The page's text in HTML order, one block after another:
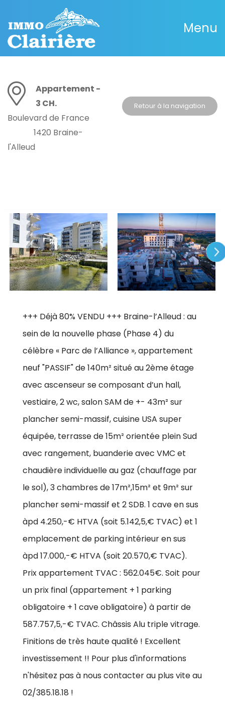
Menu
Appartement -
3 CH.
Boulevard de France
1420 Braine-
l'Alleud
Retour à la navigation
+++ Déjà 80% VENDU +++ Braine-l’Alleud : au
sein de la nouvelle phase (Phase 4) du
célèbre « Parc de l’Alliance », appartement
neuf "PASSIF" de 140m² situé au 2ème étage
avec ascenseur se composant d’un hall,
vestiaire, 2 wc, salon SAM de +- 43m² sur
plancher semi-massif, cuisine USA super
équipée, terrasse de 15m² orientée plein Sud
avec rangement, buanderie avec VMC et
chaudière individuelle au gaz (chauffage par
le sol), 3 chambres de 17m²,15m² et 9m² sur
plancher semi-massif et 2 SDB. 1 cave en sus
àpd 4.250,-€ HTVA (soit 5.142,5,€ TVAC) et 1
emplacement de parking intérieur en sus
àpd 17.000,-€ HTVA (soit 20.570,€ TVAC).
Prix appartement TVAC : 562.045€. Soit pour
un prix final (appartement + 1 parking
obligatoire + 1 cave obligatoire) à partir de
587.757,5,-€ TVAC. Châssis Alu triple vitrage.
Finitions de très haute qualité ! Excellent
investissement !! Pour plus d'informations
n'hésitez pas à nous contacter au plus vite au
02/385.18.18 !